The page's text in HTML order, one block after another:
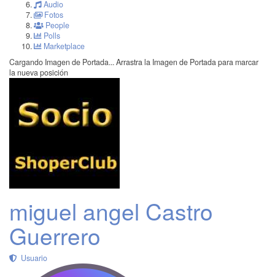
Audio
Fotos
People
Polls
Marketplace
Cargando Imagen de Portada... Arrastra la Imagen de Portada para marcar
la nueva posición
miguel angel Castro
Guerrero
Usuario